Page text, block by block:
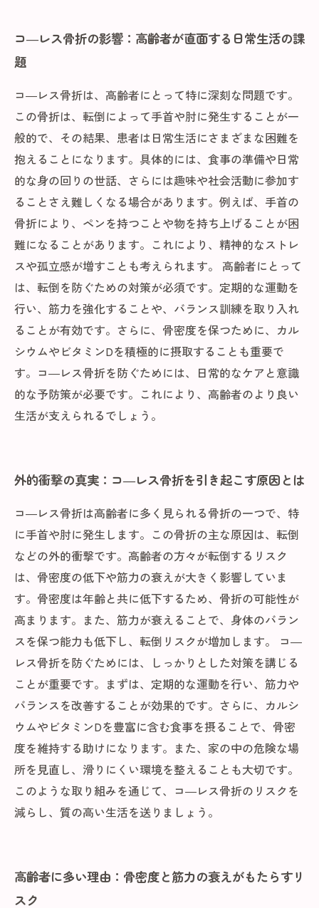
きること
体的な方法
コ―レス骨折に学ぶ：自己管理で日常生活を取
り戻す
未来への備え：コ―レス骨折を正しく理解し、
予防する重要性
コ―レス骨折の影響：高齢者が直面する日常生活の課
題
コ―レス骨折は、高齢者にとって特に深刻な問題です。
この骨折は、転倒によって手首や肘に発生することが一
般的で、その結果、患者は日常生活にさまざまな困難を
抱えることになります。具体的には、食事の準備や日常
的な身の回りの世話、さらには趣味や社会活動に参加す
ることさえ難しくなる場合があります。例えば、手首の
骨折により、ペンを持つことや物を持ち上げることが困
難になることがあります。これにより、精神的なストレ
スや孤立感が増すことも考えられます。 高齢者にとって
は、転倒を防ぐための対策が必須です。定期的な運動を
行い、筋力を強化することや、バランス訓練を取り入れ
ることが有効です。さらに、骨密度を保つために、カル
シウムやビタミンDを積極的に摂取することも重要で
す。コ―レス骨折を防ぐためには、日常的なケアと意識
的な予防策が必要です。これにより、高齢者のより良い
生活が支えられるでしょう。
外的衝撃の真実：コ―レス骨折を引き起こす原因とは
コ―レス骨折は高齢者に多く見られる骨折の一つで、特
に手首や肘に発生します。この骨折の主な原因は、転倒
などの外的衝撃です。高齢者の方々が転倒するリスク
は、骨密度の低下や筋力の衰えが大きく影響していま
す。骨密度は年齢と共に低下するため、骨折の可能性が
高まります。また、筋力が衰えることで、身体のバラン
スを保つ能力も低下し、転倒リスクが増加します。 コ―
レス骨折を防ぐためには、しっかりとした対策を講じる
ことが重要です。まずは、定期的な運動を行い、筋力や
バランスを改善することが効果的です。さらに、カルシ
ウムやビタミンDを豊富に含む食事を摂ることで、骨密
度を維持する助けになります。また、家の中の危険な場
所を見直し、滑りにくい環境を整えることも大切です。
このような取り組みを通じて、コ―レス骨折のリスクを
減らし、質の高い生活を送りましょう。
高齢者に多い理由：骨密度と筋力の衰えがもたらすリ
スク